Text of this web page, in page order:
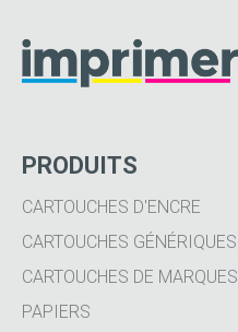
PRODUITS
CARTOUCHES D'ENCRE
CARTOUCHES GÉNÉRIQUES
CARTOUCHES DE MARQUES
PAPIERS